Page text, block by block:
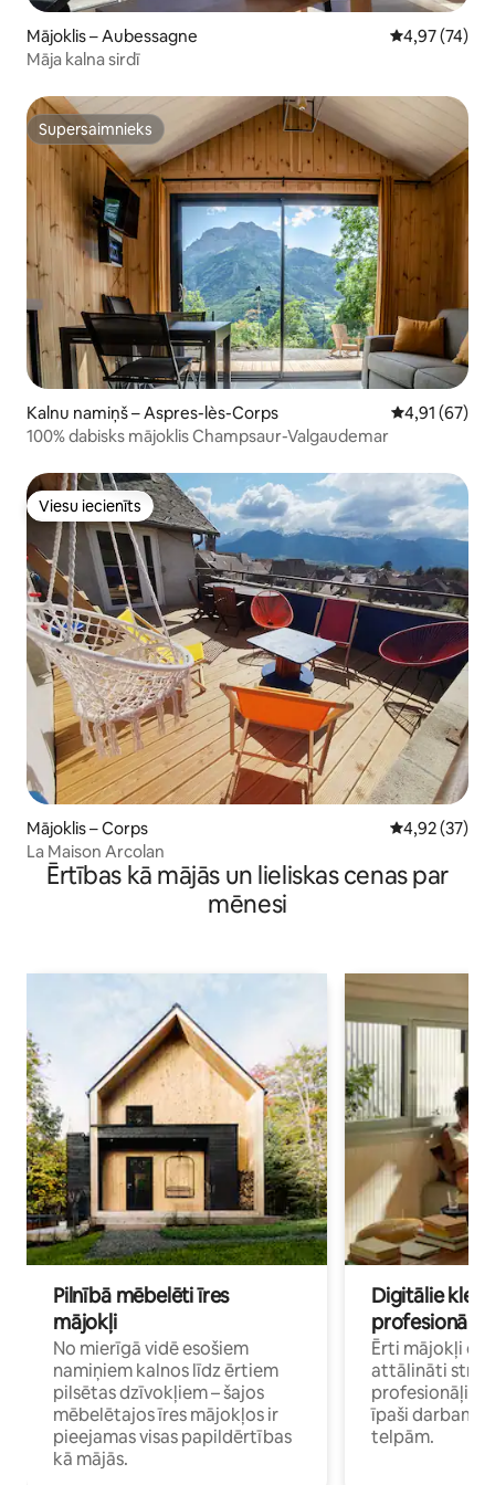
Mājoklis – Aubessagne Vidējais
4,97 (74)
Māja kalna sirdī
Supersaimnieks
Supersaimnieks
Kalnu namiņš – Aspres-lès-Corps Vidējais
4,91 (67)
100% dabisks mājoklis Champsaur-Valgaudemar
Viesu iecienīts
Viesu iecienīts
Mājoklis – Corps Vidējais
4,92 (37)
La Maison Arcolan
Ērtības kā mājās un lieliskas cenas par
mēnesi
Pilnībā mēbelēti īres
mājokļi
No mierīgā vidē esošiem
namiņiem kalnos līdz ērtiem
pilsētas dzīvokļiem – šajos
mēbelētajos īres mājokļos ir
pieejamas visas papildērtības
kā mājās.
Digitālie
profesionāļi
Ērti mājokļi
attālināti
īpaši darbam
telpām.